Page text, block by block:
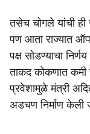
तसेच चोगले यांची ही
पण आता राज्यात
पक्ष सोडण्याचा
ताकद कोकणात कमी
प्रवेशामुळे मंत्री
अडचण निर्माण केली